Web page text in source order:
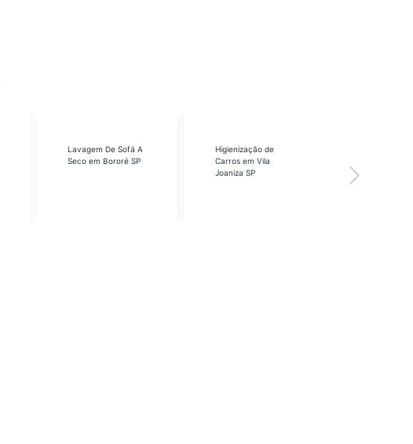
Lavagem De Sofá A
Seco em Bororé SP
Higienização de
Carros em Vila
Joaniza SP